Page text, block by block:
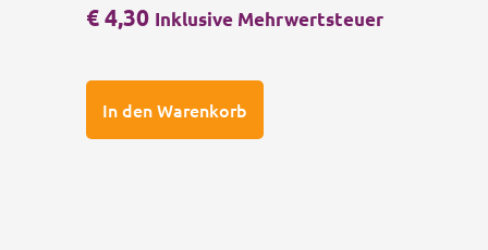
€4,30 Inklusive Mehrwertsteuer
In den Warenkorb